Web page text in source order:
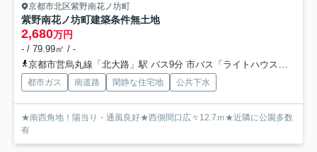
京都市北区紫野南花ノ坊町
紫野南花ノ坊町建築条件無土地
2,680万円
- / 79.99㎡ / -
京都市営烏丸線「北大路」駅 バス9分 市バス「ライトハウス前」 停歩3分
都市ガス 南道路 閑静な住宅地 公共下水
★南西角地！陽当り・通風良好★西側間口広々12.7ｍ★近隣に公園多数
有